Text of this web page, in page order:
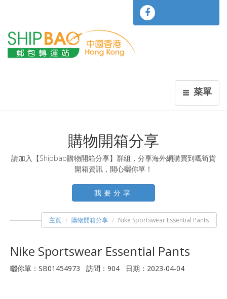
菜單
購物開箱分享
請加入【Shipbao購物開箱分享】群組，分享海外網購買到嘅筍貨
開箱資訊，開心曬你單！
我要分享
主頁 購物開箱分享 Nike Sportswear Essential Pants
Nike Sportswear Essential Pants
曬你單：SB01454973 訪問：904 日期：2023-04-04